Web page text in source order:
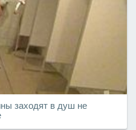
заходят в душ не